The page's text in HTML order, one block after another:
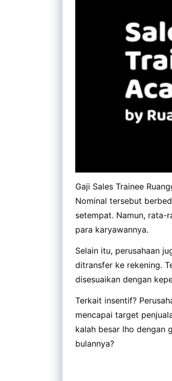
Gaji Sales Trainee
Nominal tersebut
setempat. Namun, rata-
para karyawannya.
Selain itu, perusahaan
ditransfer ke rekening.
disesuaikan dengan
Terkait insentif?
mencapai target
kalah besar lho dengan
bulannya?